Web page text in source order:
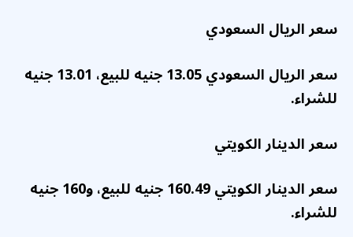
سعر الريال السعودي
سعر الريال السعودي 13.05 جنيه للبيع، 13.01 جنيه
للشراء.
سعر الدينار الكويتي
سعر الدينار الكويتي 160.49 جنيه للبيع، و160 جنيه
للشراء.